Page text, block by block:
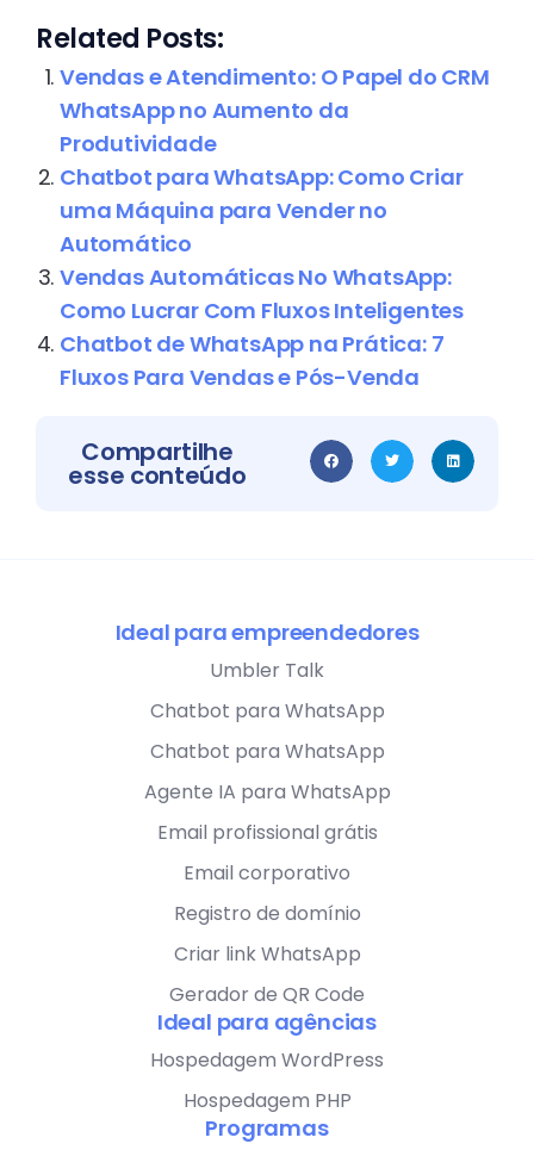
Related Posts:
Vendas e Atendimento: O Papel do CRM
WhatsApp no Aumento da
Produtividade
Chatbot para WhatsApp: Como Criar
uma Máquina para Vender no
Automático
Vendas Automáticas No WhatsApp:
Como Lucrar Com Fluxos Inteligentes
Chatbot de WhatsApp na Prática: 7
Fluxos Para Vendas e Pós-Venda
Compartilhe
esse conteúdo
Ideal para empreendedores
Umbler Talk
Chatbot para WhatsApp
Chatbot para WhatsApp
Agente IA para WhatsApp
Email profissional grátis
Email corporativo
Registro de domínio
Criar link WhatsApp
Gerador de QR Code
Ideal para agências
Hospedagem WordPress
Hospedagem PHP
Programas